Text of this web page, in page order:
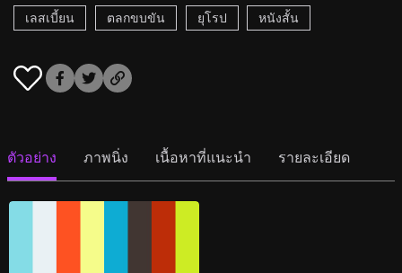
เลสเบี้ยน
ตลกขบขัน ยุโรป หนังสั้น
ตัวอย่าง ภาพนิ่ง เนื้อหาที่แนะนำ รายละเอียด